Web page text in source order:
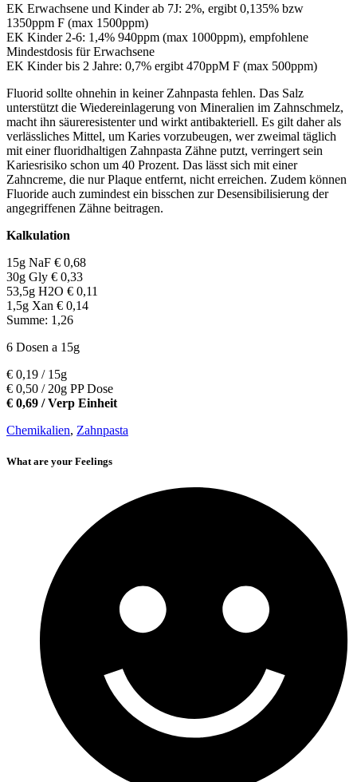
EK Erwachsene und Kinder ab 7J: 2%, ergibt 0,135% bzw
1350ppm F (max 1500ppm)
EK Kinder 2-6: 1,4% 940ppm (max 1000ppm), empfohlene
Mindestdosis für Erwachsene
EK Kinder bis 2 Jahre: 0,7% ergibt 470ppM F (max 500ppm)
Fluorid sollte ohnehin in keiner Zahnpasta fehlen. Das Salz
unterstützt die Wiedereinlagerung von Mineralien im Zahnschmelz,
macht ihn säureresistenter und wirkt antibakteriell. Es gilt daher als
verlässliches Mittel, um Karies vorzubeugen, wer zweimal täglich
mit einer fluoridhaltigen Zahnpasta Zähne putzt, verringert sein
Kariesrisiko schon um 40 Prozent. Das lässt sich mit einer
Zahncreme, die nur Plaque entfernt, nicht erreichen. Zudem können
Fluoride auch zumindest ein bisschen zur Desensibilisierung der
angegriffenen Zähne beitragen.
Kalkulation
15g NaF € 0,68
30g Gly € 0,33
53,5g H2O € 0,11
1,5g Xan € 0,14
Summe: 1,26
6 Dosen a 15g
€ 0,19 / 15g
€ 0,50 / 20g PP Dose
€ 0,69 / Verp Einheit
Chemikalien, Zahnpasta
What are your Feelings